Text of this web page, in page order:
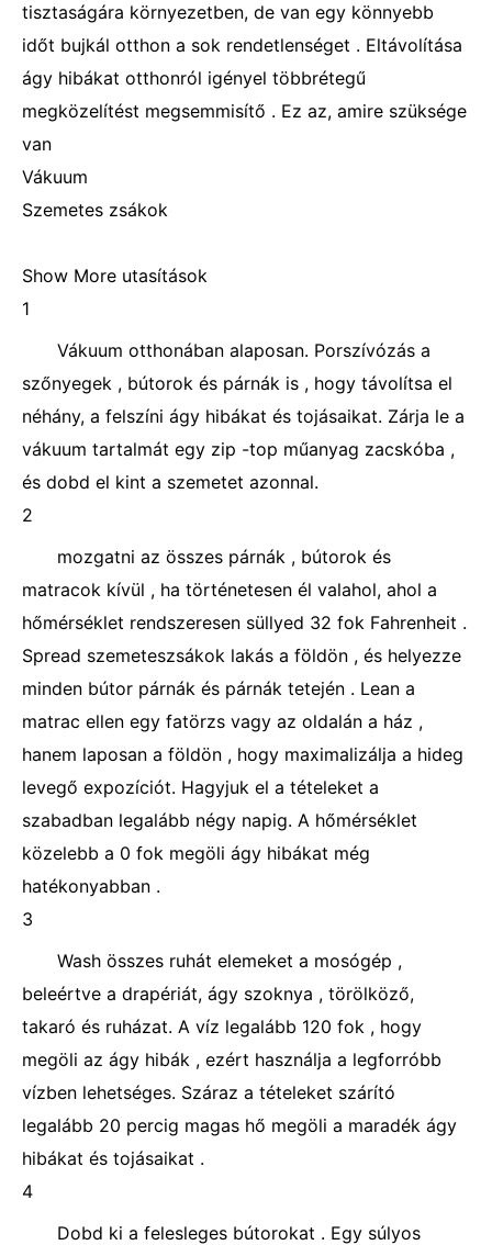
tisztaságára környezetben, de van egy könnyebb
időt bujkál otthon a sok rendetlenséget . Eltávolítása
ágy hibákat otthonról igényel többrétegű
megközelítést megsemmisítő . Ez az, amire szüksége
van
Vákuum
Szemetes zsákok
Show More utasítások
1
Vákuum otthonában alaposan. Porszívózás a
szőnyegek , bútorok és párnák is , hogy távolítsa el
néhány, a felszíni ágy hibákat és tojásaikat. Zárja le a
vákuum tartalmát egy zip -top műanyag zacskóba ,
és dobd el kint a szemetet azonnal.
2
mozgatni az összes párnák , bútorok és
matracok kívül , ha történetesen él valahol, ahol a
hőmérséklet rendszeresen süllyed 32 fok Fahrenheit .
Spread szemeteszsákok lakás a földön , és helyezze
minden bútor párnák és párnák tetején . Lean a
matrac ellen egy fatörzs vagy az oldalán a ház ,
hanem laposan a földön , hogy maximalizálja a hideg
levegő expozíciót. Hagyjuk el a tételeket a
szabadban legalább négy napig. A hőmérséklet
közelebb a 0 fok megöli ágy hibákat még
hatékonyabban .
3
Wash összes ruhát elemeket a mosógép ,
beleértve a drapériát, ágy szoknya , törölköző,
takaró és ruházat. A víz legalább 120 fok , hogy
megöli az ágy hibák , ezért használja a legforróbb
vízben lehetséges. Száraz a tételeket szárító
legalább 20 percig magas hő megöli a maradék ágy
hibákat és tojásaikat .
4
Dobd ki a felesleges bútorokat . Egy súlyos